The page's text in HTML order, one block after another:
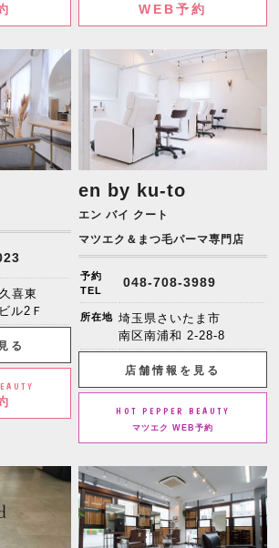
WEB予約
喜東
ル2Ｆ
る
en by ku-to
エン バイ クート
マツエク＆まつ毛パーマ専門店
予約
TEL
048-708-3989
所在地 埼玉県さいたま市
南区南浦和 2-28-8
店舗情報を見る
HOT PEPPER BEAUTY
マツエク WEB予約